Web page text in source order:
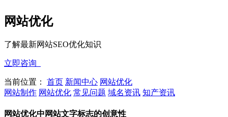
网站优化
了解最新网站SEO优化知识
立即咨询
当前位置： 首页 新闻中心 网站优化
网站制作 网站优化 常见问题 域名资讯 知产资讯
网站优化中网站文字标志的创意性